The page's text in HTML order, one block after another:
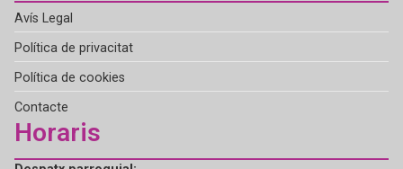
Avís Legal
Política de privacitat
Política de cookies
Contacte
Horaris